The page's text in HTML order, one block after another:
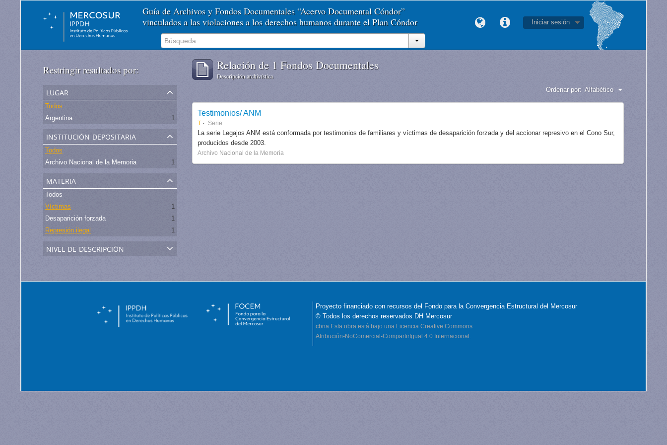
Guía de Archivos y Fondos Documentales “Acervo Documental Cóndor”
vinculados a las violaciones a los derechos humanos durante el Plan Cóndor
Iniciar sesión
Restringir resultados por:
lugar
Todos
Argentina
1
institución depositaria
Todos
Archivo Nacional de la Memoria
1
materia
Todos
Víctimas
1
Desaparición forzada
1
Represión ilegal
1
nivel de descripción
Relación de 1 Fondos Documentales
Descripción archivística
Ordenar por: Alfabético
Testimonios/ ANM
T Serie
La serie Legajos ANM está conformada por testimonios de familiares y víctimas de desaparición forzada y del accionar represivo en el Cono Sur,
producidos desde 2003.
Archivo Nacional de la Memoria
Proyecto financiado con recursos del Fondo para la Convergencia Estructural del Mercosur
© Todos los derechos reservados DH Mercosur
cbna Esta obra está bajo una Licencia Creative Commons
Atribución-NoComercial-CompartirIgual 4.0 Internacional.